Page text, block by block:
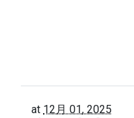
at 12月 01, 2025